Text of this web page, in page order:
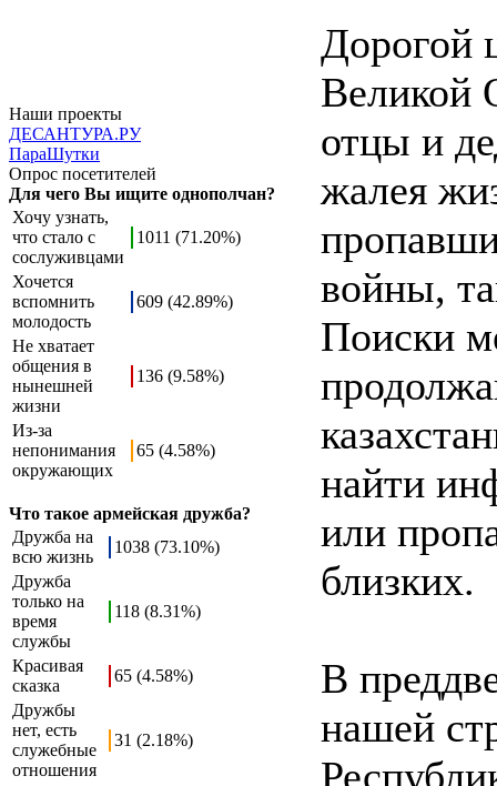
Наши проекты
ДЕСАНТУРА.РУ
ПараШутки
Опрос посетителей
Для чего Вы ищите однополчан?
Хочу узнать,
что стало с
сослуживцами
1011 (71.20%)
Хочется
вспомнить
молодость
609 (42.89%)
Не хватает
общения в
нынешней
жизни
136 (9.58%)
Из-за
непонимания
окружающих
65 (4.58%)
Что такое армейская дружба?
Дружба на
всю жизнь
1038 (73.10%)
Дружба
только на
время
службы
118 (8.31%)
Красивая
сказка
65 (4.58%)
Дружбы
нет, есть
служебные
отношения
31 (2.18%)
Дорогой
Великой
отцы и
жалея
войны,
Поиски
найти
или
близких.
В
нашей